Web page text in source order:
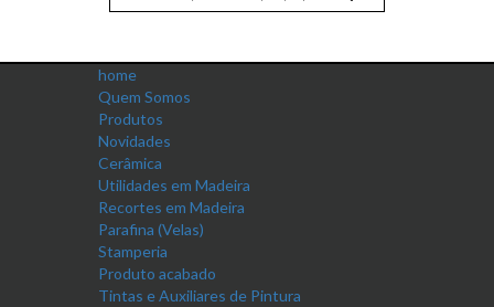
home
Quem Somos
Produtos
Novidades
Cerâmica
Utilidades em Madeira
Recortes em Madeira
Parafina (Velas)
Stamperia
Produto acabado
Tintas e Auxiliares de Pintura